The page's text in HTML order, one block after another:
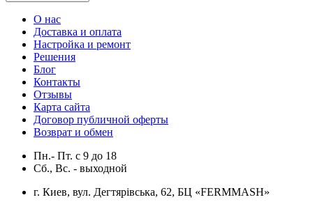
О нас
Доставка и оплата
Настройка и ремонт
Решения
Блог
Контакты
Отзывы
Карта сайта
Договор публичной оферты
Возврат и обмен
Пн.- Пт. с 9 до 18
Сб., Вс. - выходной
г. Киев, вул. Дегтярівська, 62, БЦ «FERMMASH»